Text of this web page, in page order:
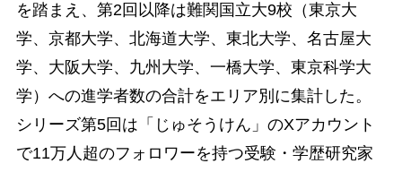
を踏まえ、第2回以降は難関国立大9校（東京大
学、京都大学、北海道大学、東北大学、名古屋大
学、大阪大学、九州大学、一橋大学、東京科学大
学）への進学者数の合計をエリア別に集計した。
シリーズ第5回は「じゅそうけん」のXアカウント
で11万人超のフォロワーを持つ受験・学歴研究家